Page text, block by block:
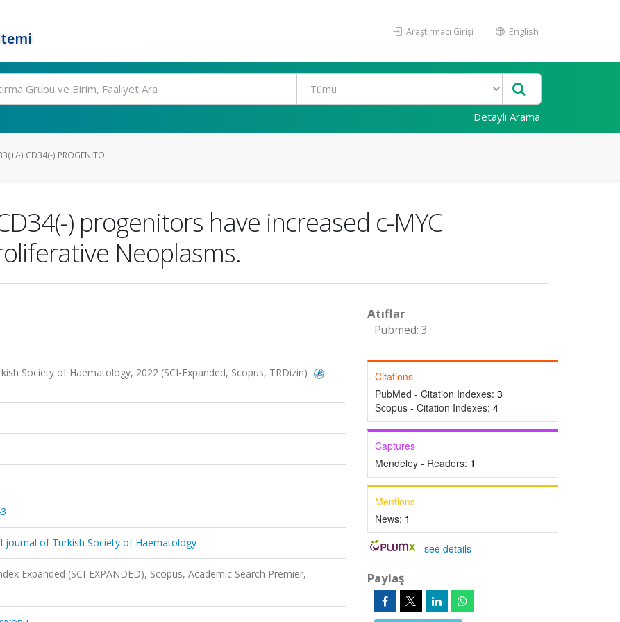
Araştırmacı Girişi English
Detaylı Arama
) CD34(-) PROGENITO...
) progenitors have increased c-MYC
Neoplasms.
Society of Haematology, 2022 (SCI-Expanded, Scopus, TRDizin)
of Turkish Society of Haematology
Expanded (SCI-EXPANDED), Scopus, Academic Search Premier,
Atıflar
Pubmed: 3
Citations
PubMed - Citation Indexes: 3
Scopus - Citation Indexes: 4
Captures
Mendeley - Readers: 1
Mentions
News: 1
-see details
Paylaş